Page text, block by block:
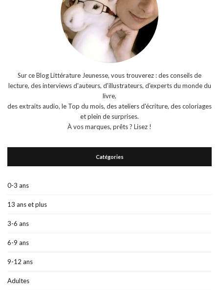
Sur ce Blog Littérature Jeunesse, vous trouverez : des conseils de
lecture, des interviews d'auteurs, d'illustrateurs, d'experts du monde du
livre,
des extraits audio, le Top du mois, des ateliers d'écriture, des coloriages
et plein de surprises.
À vos marques, prêts ? Lisez !
Catégories
0-3 ans
13 ans et plus
3-6 ans
6-9 ans
9-12 ans
Adultes